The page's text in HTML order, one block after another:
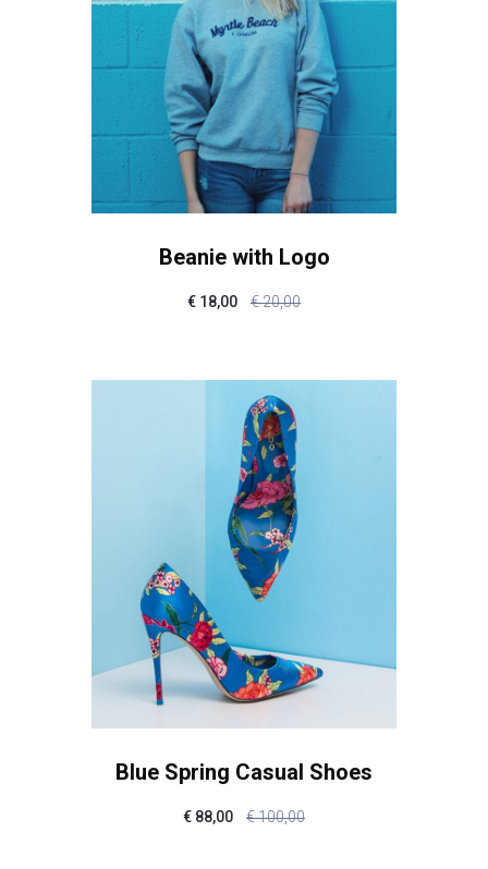
Beanie with Logo
€20,00
€ 18,00
Blue Spring Casual Shoes
€100,00
€ 88,00